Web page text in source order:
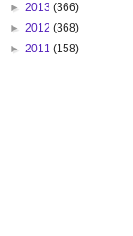
► 2013 (366)
► 2012 (368)
► 2011 (158)